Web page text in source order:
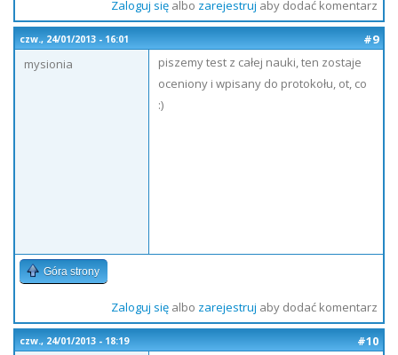
Zaloguj sięalbo zarejestruj aby dodać komentarz
czw., 24/01/2013 - 16:01
#9
mysionia
piszemy test z całej nauki, ten zostaje
oceniony i wpisany do protokołu, ot, co
:)
Góra strony
Zaloguj sięalbo zarejestruj aby dodać komentarz
czw., 24/01/2013 - 18:19
#10